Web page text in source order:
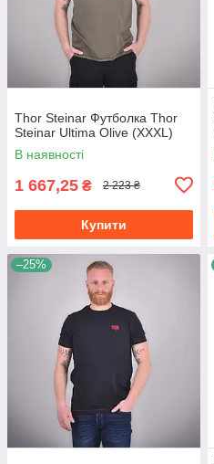
Thor Steinar Футболка Thor
Steinar Ultima Olive (XXXL)
В наявності
1 667,25 ₴ 2 223 ₴
Купити
–25%